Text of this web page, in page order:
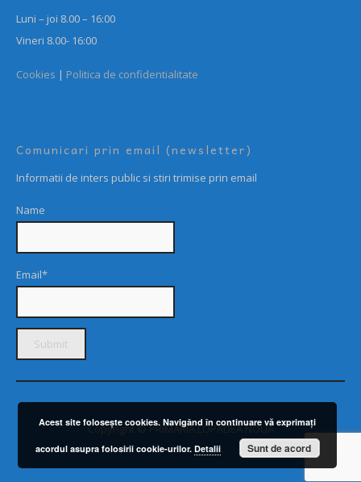
Luni – joi 8.00 – 16:00
Vineri 8.00- 16:00
Cookies | Politica de confidentialitate
Comunicari prin email (newsletter)
Informatii de inters public si stiri trimise prin email
Name
Email*
Copyright © PRIMARIA LOPADEA NOUĂ
Acest site foloseşte cookies. Navigând în continuare vă exprimaţi
acordul asupra folosirii cookie-urilor. Detalii Sunt de acord